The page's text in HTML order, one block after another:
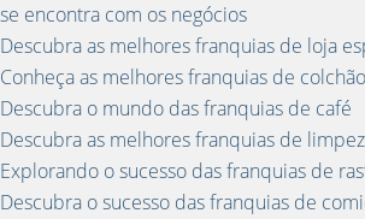
se encontra com os negócios
Descubra as melhores franquias de loja
Conheça as melhores franquias de
Descubra o mundo das franquias de café
Descubra as melhores franquias de
Explorando o sucesso das franquias de
Descubra o sucesso das franquias de